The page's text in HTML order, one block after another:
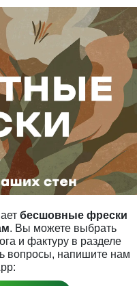
бесшовные фрески
. Вы можете выбрать
и фактуру в разделе
вопросы, напишите нам